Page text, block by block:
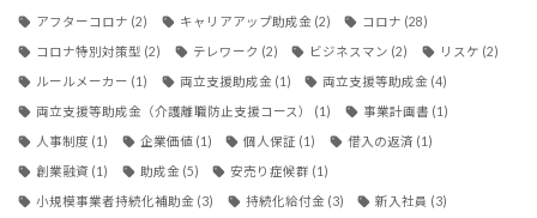
アフターコロナ (2) キャリアアップ助成金 (2) コロナ (28)
コロナ特別対策型 (2) テレワーク (2) ビジネスマン (2) リスケ (2)
ルールメーカー (1) 両立支援助成金 (1) 両立支援等助成金 (4)
両立支援等助成金（介護離職防止支援コース） (1) 事業計画書 (1)
人事制度 (1) 企業価値(1) 個人保証 (1) 借入の返済 (1)
創業融資 (1) 助成金 (5) 安売り症候群 (1)
小規模事業者持続化補助金 (3) 持続化給付金 (3) 新入社員 (3)